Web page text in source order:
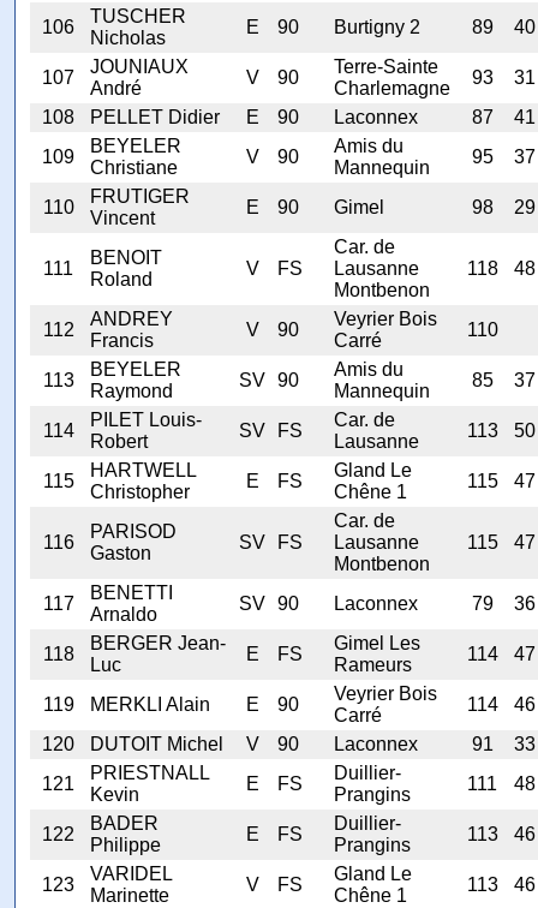
106
TUSCHER
Nicholas
E 90 Burtigny 2 89 40
107
JOUNIAUX
André
V 90
Terre-Sainte
Charlemagne
93
31
108
PELLET Didier E 90 Laconnex 87
41
109
BEYELER
Christiane
V 90
Amis du
Mannequin
95 37
110
FRUTIGER
Vincent
E 90 Gimel 98 29
111
BENOIT
Roland
V FS
Car. de
Lausanne
Montbenon
118 48
112
ANDREY
Francis
V 90
Veyrier Bois
Carré
110
113
BEYELER
Raymond
SV 90
Amis du
Mannequin
85 37
114
PILET Louis-
Robert
SV FS
Car. de
Lausanne
113 50
115
HARTWELL
Christopher
E FS
Gland Le
Chêne 1
115 47
116
PARISOD
Gaston
SV FS
Car. de
Lausanne
Montbenon
115 47
117
BENETTI
Arnaldo
SV 90 Laconnex 79 36
118
BERGER Jean-
Luc
E FS
Gimel Les
Rameurs
114 47
119 MERKLI Alain E 90
Veyrier Bois
Carré
114
46
120
DUTOIT Michel V 90 Laconnex 91
33
121
PRIESTNALL
Kevin
E FS
Duillier-
Prangins
111 48
122
BADER
Philippe
E FS
Duillier-
Prangins
113 46
123
VARIDEL
Marinette
V FS
Gland Le
Chêne 1
113 46